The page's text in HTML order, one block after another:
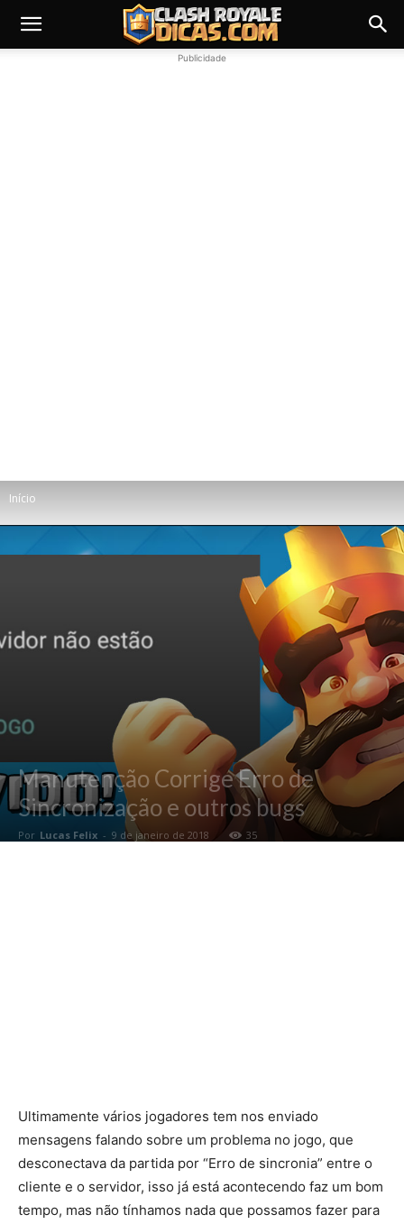
Publicidade
Início
Manutenção Corrige Erro de
Sincronização e outros bugs
Por Lucas Felix - 9 de janeiro de 2018 35
Ultimamente vários jogadores tem nos enviado
mensagens falando sobre um problema no jogo, que
desconectava da partida por “Erro de sincronia” entre o
cliente e o servidor, isso já está acontecendo faz um bom
tempo, mas não tínhamos nada que possamos fazer para